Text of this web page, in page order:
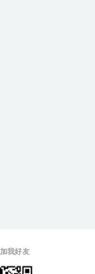
加我好友